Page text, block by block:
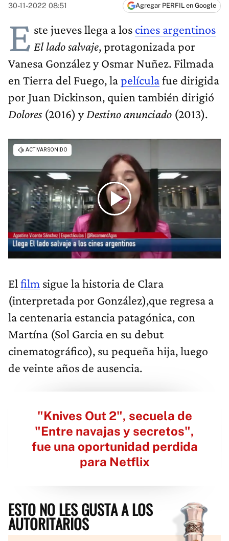
30-11-2022 08:51 Agregar PERFIL en Google
E ste jueves llega a los cines argentinos
El lado salvaje, protagonizada por
Vanesa González y Osmar Nuñez. Filmada
en Tierra del Fuego, lapelículafue dirigida
por Juan Dickinson, quien también dirigió
Dolores(2016) yDestino anunciado (2013).
El film sigue la historia de Clara
(interpretada por González),que regresa a
la centenaria estancia patagónica, con
Martína (Sol Garcia en su debut
cinematográfico), su pequeña hija, luego
de veinte años de ausencia.
"Knives Out 2", secuela de
"Entre navajas y secretos",
fue una oportunidad perdida
para Netflix
ESTO NO LES GUSTA A LOS
AUTORITARIOS